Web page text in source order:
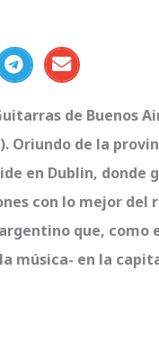
de Buenos
Oriundo de la
en Dublin, donde
con lo mejor del
que, como
música- en la